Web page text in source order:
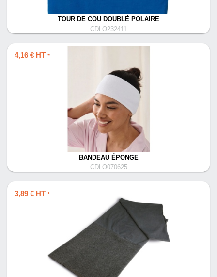
TOUR DE COU DOUBLÉ POLAIRE
CDLO232411
4,16 € HT *
BANDEAU ÉPONGE
CDLO070625
3,89 € HT *